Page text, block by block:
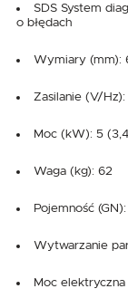
SDS System
o błędach
Wymiary (mm):
Zasilanie (V/
Moc (kW): 5
Waga (kg): 62
Pojemność
Wytwarzanie
Moc